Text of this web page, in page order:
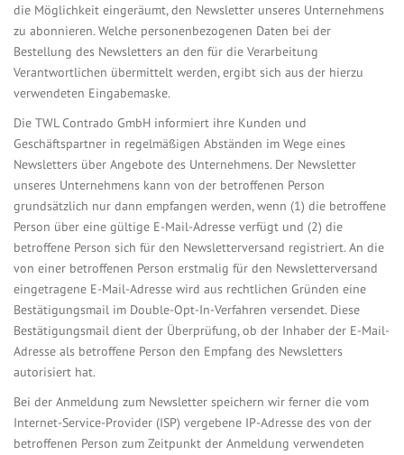
die Möglichkeit eingeräumt, den Newsletter unseres Unternehmens
zu abonnieren. Welche personenbezogenen Daten bei der
Bestellung des Newsletters an den für die Verarbeitung
Verantwortlichen übermittelt werden, ergibt sich aus der hierzu
verwendeten Eingabemaske.
Die TWL Contrado GmbH informiert ihre Kunden und
Geschäftspartner in regelmäßigen Abständen im Wege eines
Newsletters über Angebote des Unternehmens. Der Newsletter
unseres Unternehmens kann von der betroffenen Person
grundsätzlich nur dann empfangen werden, wenn (1) die betroffene
Person über eine gültige E-Mail-Adresse verfügt und (2) die
betroffene Person sich für den Newsletterversand registriert. An die
von einer betroffenen Person erstmalig für den Newsletterversand
eingetragene E-Mail-Adresse wird aus rechtlichen Gründen eine
Bestätigungsmail im Double-Opt-In-Verfahren versendet. Diese
Bestätigungsmail dient der Überprüfung, ob der Inhaber der E-Mail-
Adresse als betroffene Person den Empfang des Newsletters
autorisiert hat.
Bei der Anmeldung zum Newsletter speichern wir ferner die vom
Internet-Service-Provider (ISP) vergebene IP-Adresse des von der
betroffenen Person zum Zeitpunkt der Anmeldung verwendeten